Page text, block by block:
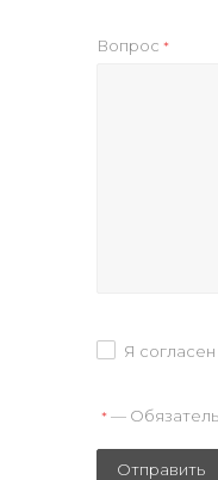
Вопрос *
Я согласен
*—
Отправить